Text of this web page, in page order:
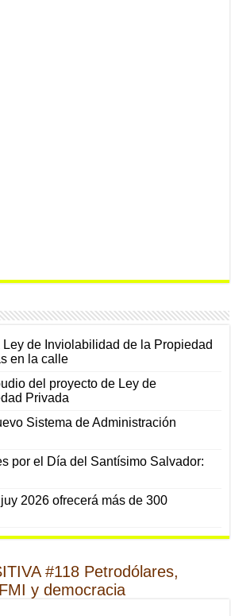
de Inviolabilidad de la Propiedad
en la calle
del proyecto de Ley de
Privada
Sistema de Administración
por el Día del Santísimo Salvador:
2026 ofrecerá más de 300
#118 Petrodólares,
y democracia